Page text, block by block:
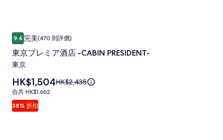
關
準
詳
東
京
プ
レ
ミ
ア
酒
9.49.4 分 (滿分為 10 分)，完美，(470 則評價)
完美(470 則評價)
東京プレミア酒店 -CABIN PRESIDENT-
東京
38% 折扣
價
格
為
HK$1,504
HK$1,504原
HK$2,435
合
共
HK$1,662
合共 HK$1,662
東京プレミア酒店 -CABIN PRESIDENT-